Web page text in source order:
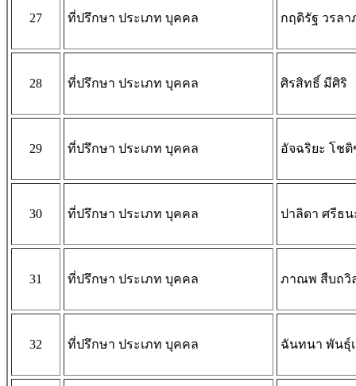
27 ที่ปรึกษา ประเภท บุคคล กฤดิรัฐ วรล
28 ที่ปรึกษา ประเภท บุคคล ศิรสิทธิ์ มีศิริ
29 ที่ปรึกษา ประเภท บุคคล อัจฉริยะ โช
30 ที่ปรึกษา ประเภท บุคคล ปาลิดา ศรีธน
31 ที่ปรึกษา ประเภท บุคคล ภาณพ สืบถวิ
32 ที่ปรึกษา ประเภท บุคคล ฉันทนา พันธุ์